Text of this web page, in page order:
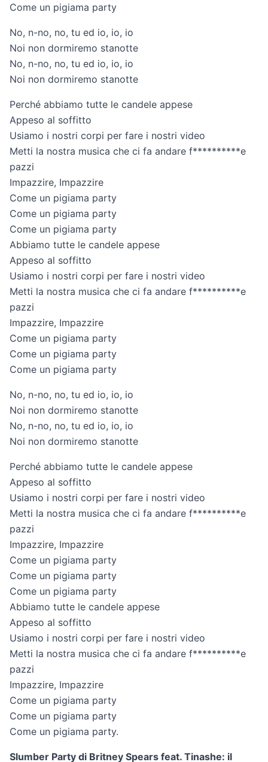
Come un pigiama party
No, n-no, no, tu ed io, io, io
Noi non dormiremo stanotte
No, n-no, no, tu ed io, io, io
Noi non dormiremo stanotte
Perché abbiamo tutte le candele appese
Appeso al soffitto
Usiamo i nostri corpi per fare i nostri video
Metti la nostra musica che ci fa andare f**********e
pazzi
Impazzire, Impazzire
Come un pigiama party
Come un pigiama party
Come un pigiama party
Abbiamo tutte le candele appese
Appeso al soffitto
Usiamo i nostri corpi per fare i nostri video
Metti la nostra musica che ci fa andare f**********e
pazzi
Impazzire, Impazzire
Come un pigiama party
Come un pigiama party
Come un pigiama party
No, n-no, no, tu ed io, io, io
Noi non dormiremo stanotte
No, n-no, no, tu ed io, io, io
Noi non dormiremo stanotte
Perché abbiamo tutte le candele appese
Appeso al soffitto
Usiamo i nostri corpi per fare i nostri video
Metti la nostra musica che ci fa andare f**********e
pazzi
Impazzire, Impazzire
Come un pigiama party
Come un pigiama party
Come un pigiama party
Abbiamo tutte le candele appese
Appeso al soffitto
Usiamo i nostri corpi per fare i nostri video
Metti la nostra musica che ci fa andare f**********e
pazzi
Impazzire, Impazzire
Come un pigiama party
Come un pigiama party
Come un pigiama party.
Slumber Party di Britney Spears feat. Tinashe: il